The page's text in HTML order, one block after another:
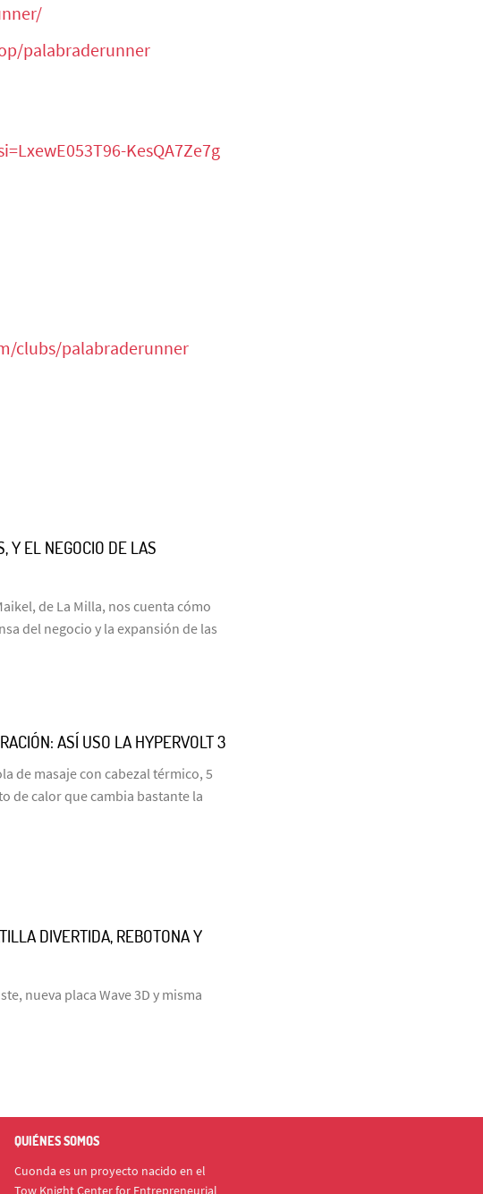
palabraderunner
KesQA7Ze7g
clubs/palabraderunner
Y EL NEGOCIO DE LAS
de La Milla, nos cuenta cómo
del negocio y la expansión de las
ASÍ USO LA HYPERVOLT 3
de masaje con cabezal térmico, 5
de calor que cambia bastante la
DIVERTIDA, REBOTONA Y
nueva placa Wave 3D y misma
QUIÉNES SOMOS
Cuonda es un proyecto nacido en el
Tow Knight Center for Entrepreneurial